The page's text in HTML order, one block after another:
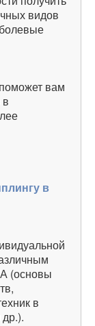
видов
вам
в
(основы
в